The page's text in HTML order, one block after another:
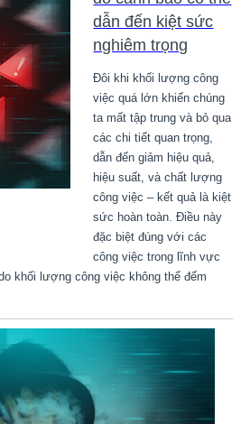
dẫn đến kiệt sức
nghiêm trọng
Đôi khi khối lượng công
việc quá lớn khiến chúng
ta mất tập trung và bỏ qua
các chi tiết quan trọng,
dẫn đến giảm hiệu quả,
hiệu suất, và chất lượng
công việc – kết quả là kiệt
sức hoàn toàn. Điều này
đặc biệt đúng với các
công việc trong lĩnh vực
khối lượng công việc không thể đếm